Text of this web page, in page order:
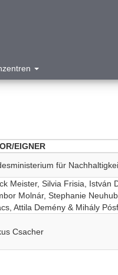
EIGNER
für
Meister, Silvia Frisia, István
Molnár, Stephanie
Attila Demény & Mihály
Csacher